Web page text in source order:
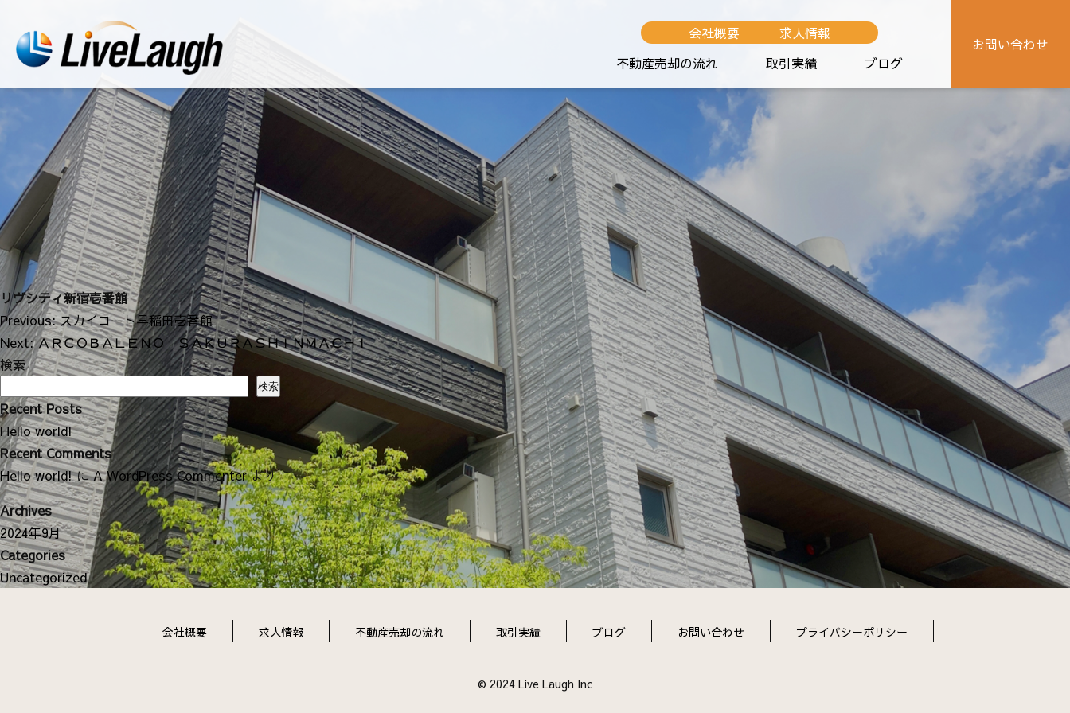
会社概要
求人情報
不動産売却の流れ
取引実績 ブログ
お問い合わせ
リヴシティ新宿壱番館
投
稿
ナ
ゲ
ー
シ
ョ
ン
Previous: スカイコート早稲田壱番館
Next: ＡＲＣＯＢＡＬＥＮＯ ＳＡＫＵＲＡＳＨＩＮＭＡＣＨＩ
検索
検索
Recent Posts
Hello world!
Recent Comments
Hello world!にA WordPress Commenterより
Archives
2024年9月
Categories
Uncategorized
会社概要 求人情報 不動産売却の流れ 取引実績 ブログ お問い合わせ プライバシーポリシー
© 2024 Live Laugh Inc